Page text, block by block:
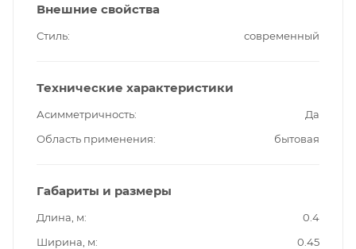
Внешние свойства
Стиль современный
Технические характеристики
Асимметричность
Да
Область применения
бытовая
Габариты и размеры
Длина, м
0.4
Ширина, м
0.45